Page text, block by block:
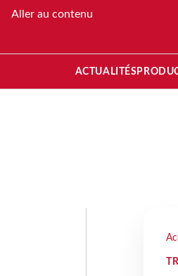
Aller au contenu
ACTUALITÉS